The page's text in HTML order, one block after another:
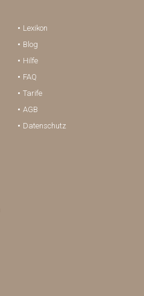
Lexikon
Blog
Hilfe
FAQ
Tarife
AGB
Datenschutz